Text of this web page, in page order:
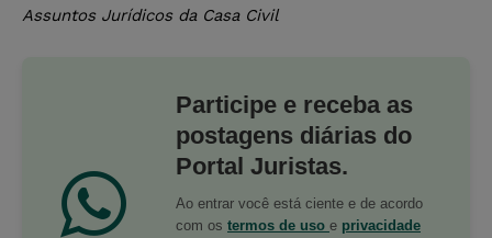
Assuntos Jurídicos da Casa Civil
Participe e receba as
postagens diárias do
Portal Juristas.
Ao entrar você está ciente e de acordo
com os termos de uso e privacidade